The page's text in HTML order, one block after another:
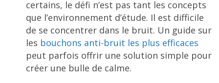
certains, le défi n’est pas tant les concepts
que l’environnement d’étude. Il est difficile
de se concentrer dans le bruit. Un guide sur
les bouchons anti-bruit les plus efficaces
peut parfois offrir une solution simple pour
créer une bulle de calme.